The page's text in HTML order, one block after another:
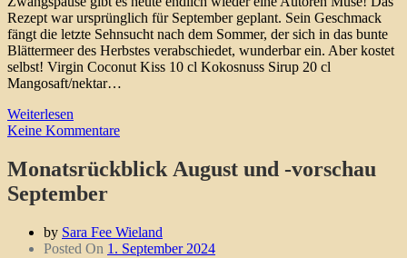
Rezept war ursprünglich für September geplant. Sein Geschmack
fängt die letzte Sehnsucht nach dem Sommer, der sich in das bunte
Blättermeer des Herbstes verabschiedet, wunderbar ein. Aber kostet
selbst! Virgin Coconut Kiss 10 cl Kokosnuss Sirup 20 cl
Mangosaft/nektar…
Weiterlesen
Keine Kommentare
Monatsrückblick August und -vorschau
September
by Sara Fee Wieland
Posted On 1. September 2024